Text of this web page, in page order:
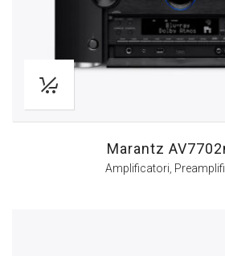
Marantz
Amplificatori,